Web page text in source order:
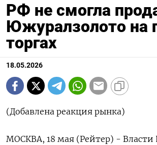
РФ не смогла
Южуралзолото на
торгах
18.05.2026
(Добавлена реакция рынка)
МОСКВА, 18 мая (Рейтер) - Власти